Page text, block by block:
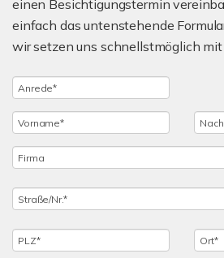
einen Besichtigungstermin
einfach das untenstehende
wir setzen uns schnellstmöglich